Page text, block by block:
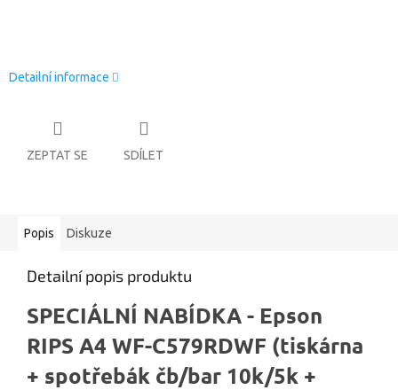
Detailní informace
ZEPTAT SE SDÍLET
Popis Diskuze
Detailní popis produktu
SPECIÁLNÍ NABÍDKA - Epson
RIPS A4 WF-C579RDWF (tiskárna
+ spotřebák čb/bar 10k/5k +